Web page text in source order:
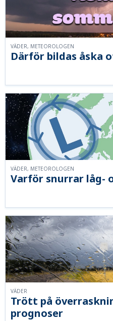
Därför bildas åska
VÄDER, METEOROLOGEN
Varför snurrar låg-
VÄDER, METEOROLOGEN
Trött på
prognoser
VÄDER